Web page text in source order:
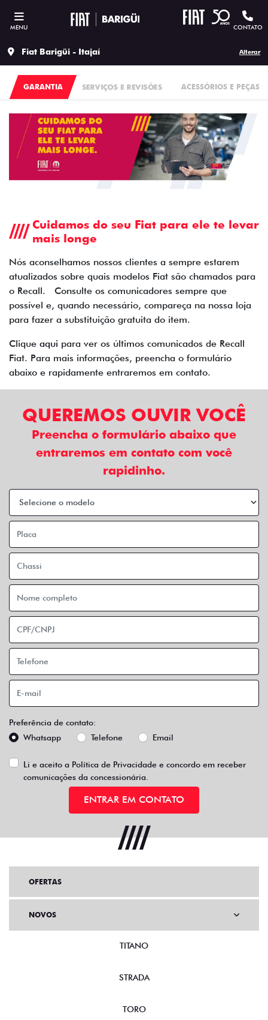
MENU CONTATO
Fiat Barigüi - Itajaí Alterar
SERVIÇOS E REVISÕES ACESSÓRIOS E PEÇAS
GARANTIA
Cuidamos do seu Fiat para ele te levar
mais longe
Nós aconselhamos nossos clientes a sempre estarem
atualizados sobre quais modelos Fiat são chamados para
o Recall. Consulte os comunicadores sempre que
possível e, quando necessário, compareça na nossa loja
para fazer a substituição gratuita do item.
Clique aqui para ver os últimos comunicados de Recall
Fiat. Para mais informações, preencha o formulário
abaixo e rapidamente entraremos em contato.
QUEREMOS OUVIR VOCÊ
Preencha o formulário abaixo que
entraremos em contato com você
rapidinho.
Preferência de contato:
Whatsapp
Telefone Email
Li e aceito a Política de Privacidade e concordo em receber
comunicações da concessionária.
ENTRAR EM CONTATO
OFERTAS
NOVOS
TITANO
STRADA
TORO